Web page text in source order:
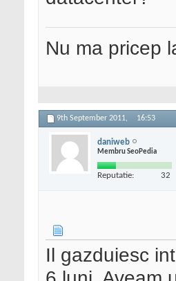
Nu ma pricep
9th September 2011, 16:53
daniweb
Membru SeoPedia
Reputatie: 32
Il gazduiesc